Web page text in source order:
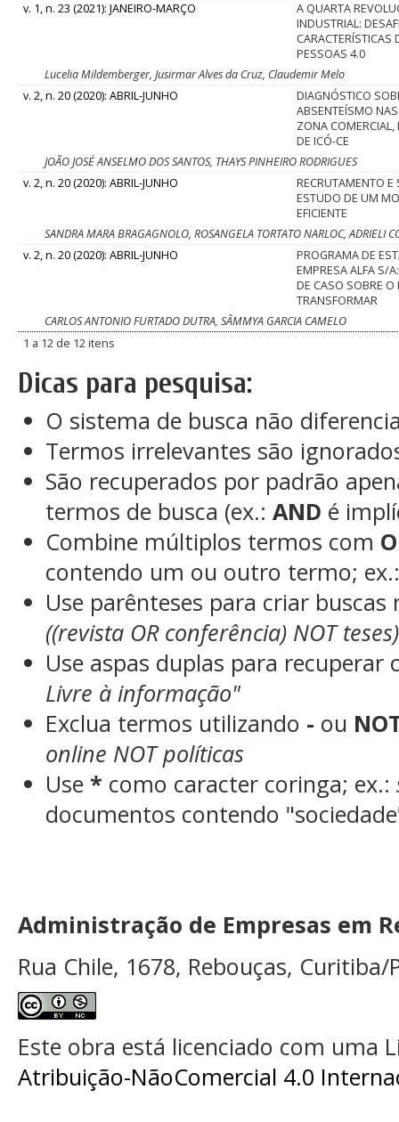
v. 1, n. 23 (2021): JANEIRO-MARÇO
A QUARTA
INDUSTRIAL:
CARACTERÍSTICAS
PESSOAS 4.0
Lucelia Mildemberger, Jusirmar Alves da Cruz, Claudemir Melo
v. 2, n. 20 (2020): ABRIL-JUNHO
DIAGNÓSTICO
ABSENTEÍSMO
ZONA
DE ICÓ-CE
JOÃO JOSÉ ANSELMO DOS SANTOS, THAYS PINHEIRO RODRIGUES
v. 2, n. 20 (2020): ABRIL-JUNHO
RECRUTAMENTO E
ESTUDO DE UM
EFICIENTE
SANDRA MARA BRAGAGNOLO, ROSANGELA TORTATO NARLOC, ADRIELI
v. 2, n. 20 (2020): ABRIL-JUNHO
PROGRAMA DE
EMPRESA ALFA S/
DE CASO SOBRE
TRANSFORMAR
CARLOS ANTONIO FURTADO DUTRA, SÂMMYA GARCIA CAMELO
1 a 12 de 12 itens
Dicas para pesquisa:
O sistema de busca não
Termos irrelevantes são
São recuperados por padrão
termos de busca (ex.:AND é
Combine múltiplos termos com
contendo um ou outro termo;
Use parênteses para criar
((revista OR conferência) NOT teses)
Use aspas duplas para
Livre à informação"
Exclua termos utilizando - ou
online NOT políticas
Use * como caracter coringa; ex.:
documentos contendo
Administração de Empresas em
Rua Chile, 1678, Rebouças, Curitiba/
Este obra está licenciado com uma
Atribuição-NãoComercial 4.0